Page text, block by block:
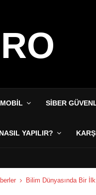
MOBIL SIBER
NASIL YAPILIR?
Bilim Dünyasında Bir